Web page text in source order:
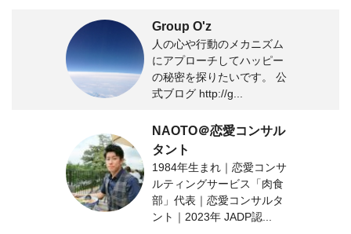
Group O'z
人の心や行動のメカニズム
にアプローチしてハッピー
の秘密を探りたいです。 公
式ブログ http://g...
NAOTO＠恋愛コンサル
タント
1984年生まれ｜恋愛コンサ
ルティングサービス「肉食
部」代表｜恋愛コンサルタ
ント｜2023年 JADP認...